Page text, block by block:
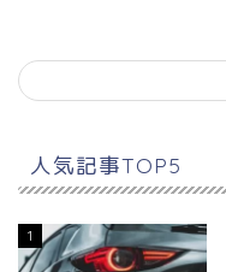
人気記事TOP5
1